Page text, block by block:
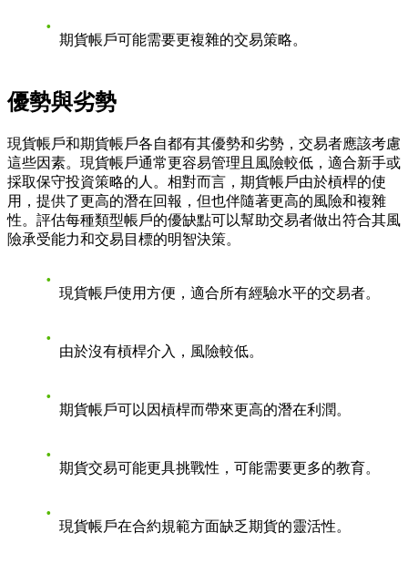
期貨帳戶可能需要更複雜的交易策略。
優勢與劣勢
現貨帳戶和期貨帳戶各自都有其優勢和劣勢，交易者應該考慮
這些因素。現貨帳戶通常更容易管理且風險較低，適合新手或
採取保守投資策略的人。相對而言，期貨帳戶由於槓桿的使
用，提供了更高的潛在回報，但也伴隨著更高的風險和複雜
性。評估每種類型帳戶的優缺點可以幫助交易者做出符合其風
險承受能力和交易目標的明智決策。
現貨帳戶使用方便，適合所有經驗水平的交易者。
由於沒有槓桿介入，風險較低。
期貨帳戶可以因槓桿而帶來更高的潛在利潤。
期貨交易可能更具挑戰性，可能需要更多的教育。
現貨帳戶在合約規範方面缺乏期貨的靈活性。